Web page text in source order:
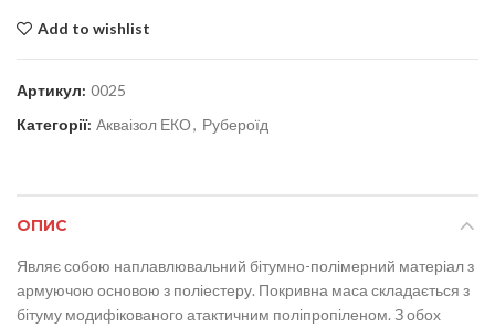
Add to wishlist
Артикул: 0025
Категорії: Акваізол ЕКО, Рубероїд
ОПИС
Являє собою наплавлювальний бітумно-полімерний матеріал з
армуючою основою з поліестеру. Покривна маса складається з
бітуму модифікованого атактичним поліпропіленом. З обох